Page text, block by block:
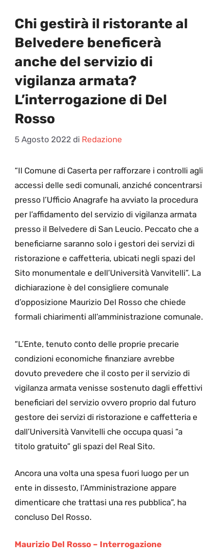
Chi gestirà il ristorante al
Belvedere beneficerà
anche del servizio di
vigilanza armata?
L’interrogazione di Del
Rosso
5 Agosto 2022 di Redazione
“Il Comune di Caserta per rafforzare i controlli agli
accessi delle sedi comunali, anziché concentrarsi
presso l’Ufficio Anagrafe ha avviato la procedura
per l’affidamento del servizio di vigilanza armata
presso il Belvedere di San Leucio. Peccato che a
beneficiarne saranno solo i gestori dei servizi di
ristorazione e caffetteria, ubicati negli spazi del
Sito monumentale e dell’Università Vanvitelli”. La
dichiarazione è del consigliere comunale
d’opposizione Maurizio Del Rosso che chiede
formali chiarimenti all’amministrazione comunale.
“L’Ente, tenuto conto delle proprie precarie
condizioni economiche finanziare avrebbe
dovuto prevedere che il costo per il servizio di
vigilanza armata venisse sostenuto dagli effettivi
beneficiari del servizio ovvero proprio dal futuro
gestore dei servizi di ristorazione e caffetteria e
dall’Università Vanvitelli che occupa quasi “a
titolo gratuito” gli spazi del Real Sito.
Ancora una volta una spesa fuori luogo per un
ente in dissesto, l’Amministrazione appare
dimenticare che trattasi una res pubblica”, ha
concluso Del Rosso.
Maurizio Del Rosso – Interrogazione